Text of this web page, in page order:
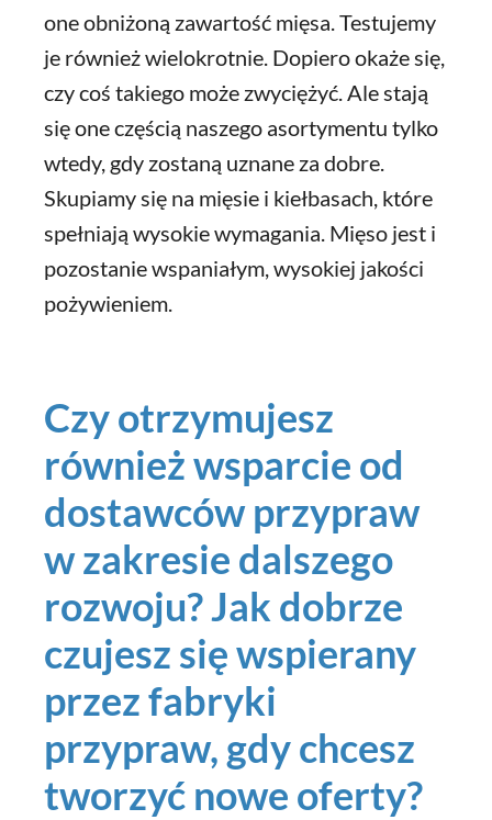
one obniżoną zawartość mięsa. Testujemy
je również wielokrotnie. Dopiero okaże się,
czy coś takiego może zwyciężyć. Ale stają
się one częścią naszego asortymentu tylko
wtedy, gdy zostaną uznane za dobre.
Skupiamy się na mięsie i kiełbasach, które
spełniają wysokie wymagania. Mięso jest i
pozostanie wspaniałym, wysokiej jakości
pożywieniem.
Czy otrzymujesz
również wsparcie od
dostawców przypraw
w zakresie dalszego
rozwoju? Jak dobrze
czujesz się wspierany
przez fabryki
przypraw, gdy chcesz
tworzyć nowe oferty?